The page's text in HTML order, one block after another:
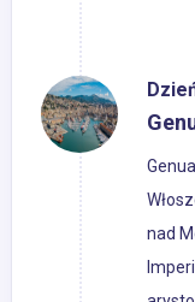
nad